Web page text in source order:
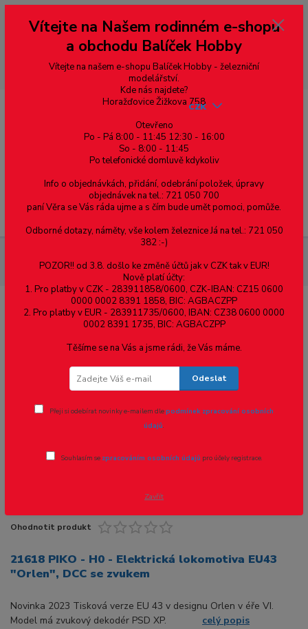
--- pro zákazníky ze Slovenska a jiných zemí, pokud chcete platit v eurech
přepněte si e-shop na euro 💶 pro přepočet měny - pravý horní roh ---
dobírky – pokud si z nějakého důvodu zásilku nevyzvednete, bude po
domluvě zaslána znovu s opětovnou platbou za poštovné, v opačném
případě bude zrušena a účet přidán na blacklist a rušeny následující
objednávky.
Menu
CZK
EU43 "Orlen", DCC se zvukem
21618 PIKO - H0 - Elektrická
Ohodnotit produkt
21618 PIKO - H0 - Elektrická lokomotiva EU43
"Orlen", DCC se zvukem
Novinka 2023 Tisková verze EU 43 v designu Orlen v éře VI.
Model má zvukový dekodér PSD XP. celý popis
Vítejte na Našem rodinném e-shopu
a obchodu Balíček Hobby
Vítejte na našem e-shopu Balíček Hobby - železniční
modelářství.
Kde nás najdete?
Horažďovice Žižkova 758
Otevřeno
Po - Pá 8:00 - 11:45 12:30 - 16:00
So - 8:00 - 11:45
Po telefonické domluvě kdykoliv
Info o objednávkách, přidání, odebrání položek, úpravy
objednávek na tel.: 721 050 700
paní Věra se Vás ráda ujme a s čím bude umět pomoci, pomůže.
Odborné dotazy, náměty, vše kolem železnice Já na tel.: 721 050
382 :-)
POZOR!! od 3.8. došlo ke změně účtů jak v CZK tak v EUR!
Nově platí účty:
1. Pro platby v CZK - 283911858/0600, CZK-IBAN: CZ15 0600
0000 0002 8391 1858, BIC: AGBACZPP
2. Pro platby v EUR - 283911735/0600, IBAN: CZ38 0600 0000
0002 8391 1735, BIC: AGBACZPP
Těšíme se na Vás a jsme rádi, že Vás máme.
Odeslat
Přeji si odebírat novinky e-mailem dlepodmínek zpracování osobních
údajů.
Souhlasím se zpracováním osobních údajů pro účely registrace.
Zavřít